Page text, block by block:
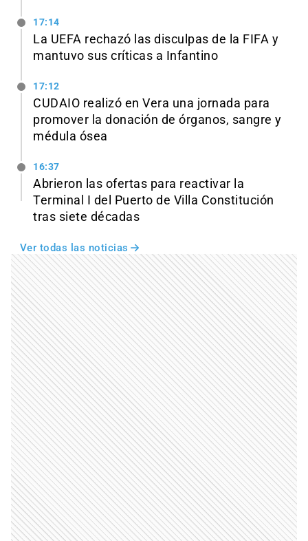
17:14
La UEFA rechazó las disculpas de la FIFA y
mantuvo sus críticas a Infantino
17:12
CUDAIO realizó en Vera una jornada para
promover la donación de órganos, sangre y
médula ósea
16:37
Abrieron las ofertas para reactivar la
Terminal I del Puerto de Villa Constitución
tras siete décadas
Ver todas las noticias